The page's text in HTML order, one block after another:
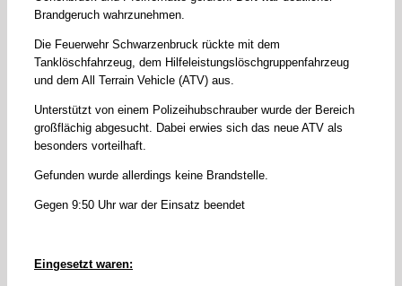
Brandgeruch wahrzunehmen.
Die Feuerwehr Schwarzenbruck rückte mit dem
Tanklöschfahrzeug, dem Hilfeleistungslöschgruppenfahrzeug
und dem All Terrain Vehicle (ATV) aus.
Unterstützt von einem Polizeihubschrauber wurde der Bereich
großflächig abgesucht. Dabei erwies sich das neue ATV als
besonders vorteilhaft.
Gefunden wurde allerdings keine Brandstelle.
Gegen 9:50 Uhr war der Einsatz beendet
Eingesetzt waren: